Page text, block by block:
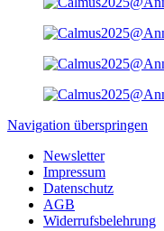
Navigation überspringen
Newsletter
Impressum
Datenschutz
AGB
Widerrufsbelehrung